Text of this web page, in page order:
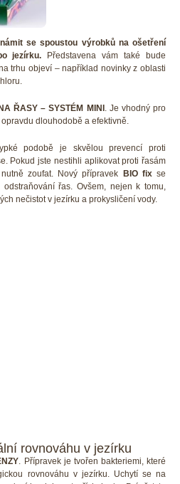
se spoustou výrobků na ošetření
jezírku. Představena vám také bude
trhu objeví – například novinky z oblasti
NA ŘASY – SYSTÉM MINI . Je vhodný pro
opravdu dlouhodobě a efektivně.
podobě je skvělou prevencí proti
Pokud jste nestihli aplikovat proti řasám
zoufat. Nový přípravek
BIO fixse
řas. Ovšem, nejen k tomu,
nečistot v jezírku a prokysličení vody.
rovnováhu v jezírku
. Přípravek je tvořen bakteriemi, které
rovnováhu v jezírku. Uchytí se na